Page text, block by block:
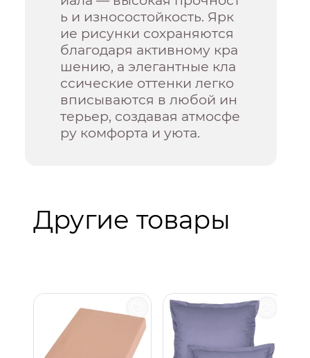
ь и износостойкость. Ярк
ие рисунки сохраняются
благодаря активному кра
шению, а элегантные кла
ссические оттенки легко
вписываются в любой ин
терьер, создавая атмосфе
ру комфорта и уюта.
Другие товары